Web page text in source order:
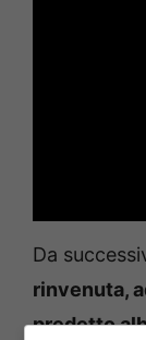
Da
rinvenuta,
predetto